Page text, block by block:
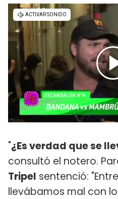
"¿Es verdad que se
consultó el notero.
Tripel sentenció:
llevábamos mal con